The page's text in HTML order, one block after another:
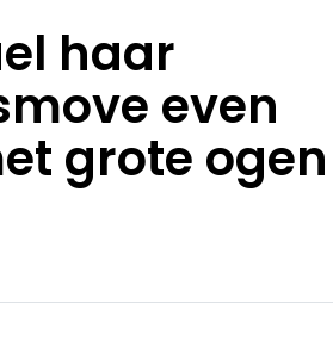
haar
even
grote ogen